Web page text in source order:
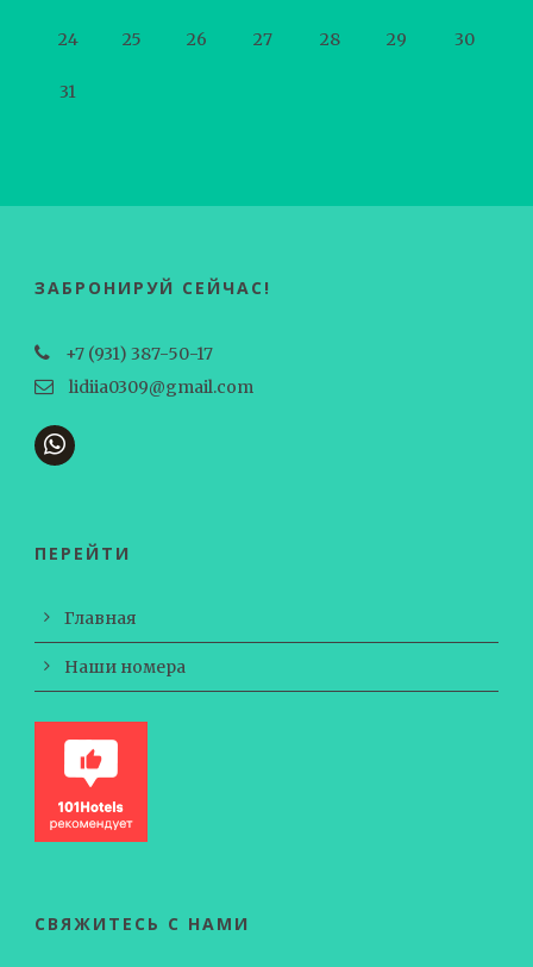
24 25 26 27 28 29 30
31
ЗАБРОНИРУЙ СЕЙЧАС!
+7 (931) 387-50-17
lidiia0309@gmail.com
ПЕРЕЙТИ
Главная
Наши номера
СВЯЖИТЕСЬ С НАМИ